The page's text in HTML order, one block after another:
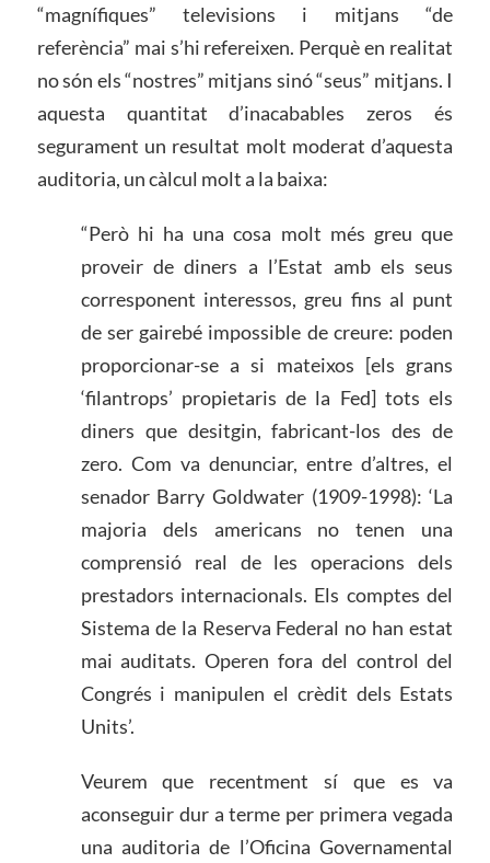
“magnífiques” televisions i mitjans “de
referència” mai s’hi refereixen. Perquè en realitat
no són els “nostres” mitjans sinó “seus” mitjans. I
aquesta quantitat d’inacabables zeros és
segurament un resultat molt moderat d’aquesta
auditoria, un càlcul molt a la baixa:
“Però hi ha una cosa molt més greu que
proveir de diners a l’Estat amb els seus
corresponent interessos, greu fins al punt
de ser gairebé impossible de creure: poden
proporcionar-se a si mateixos [els grans
‘filantrops’ propietaris de la Fed] tots els
diners que desitgin, fabricant-los des de
zero. Com va denunciar, entre d’altres, el
senador Barry Goldwater (1909-1998): ‘La
majoria dels americans no tenen una
comprensió real de les operacions dels
prestadors internacionals. Els comptes del
Sistema de la Reserva Federal no han estat
mai auditats. Operen fora del control del
Congrés i manipulen el crèdit dels Estats
Units’.
Veurem que recentment sí que es va
aconseguir dur a terme per primera vegada
una auditoria de l’Oficina Governamental